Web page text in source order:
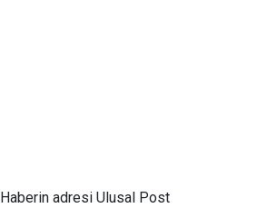
Haberin adresi Ulusal Post